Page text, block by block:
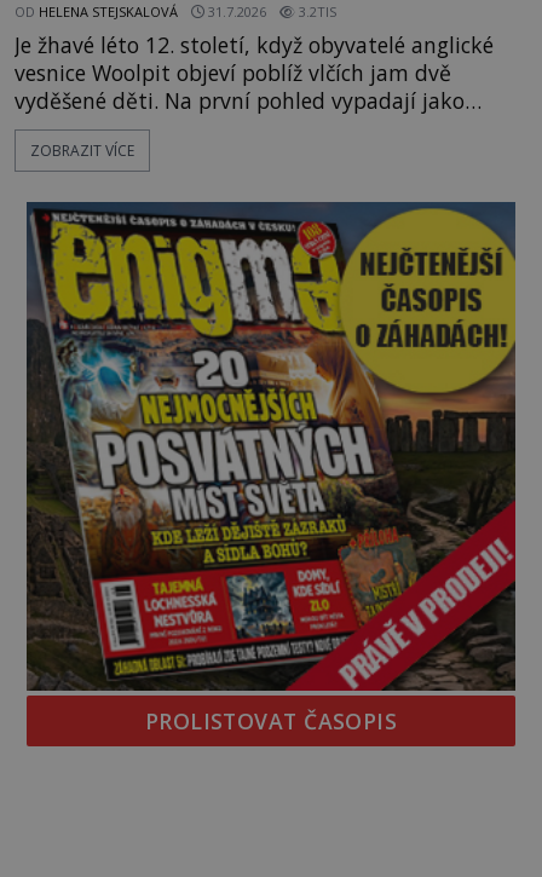
OD HELENA STEJSKALOVÁ 31.7.2026 3.2TIS
Je žhavé léto 12. století, když obyvatelé anglické
vesnice Woolpit objeví poblíž vlčích jam dvě
vyděšené děti. Na první pohled vypadají jako
každé jiné, až na jednu děsivou výjimku. Jejich
kůže má nazelenalý odstín, mluví
kromě syrových bobů. Příběh se rychle stává
jednou z největších záhad středověké Anglie a ani
po téměř devíti stech letech není
ZOBRAZIT VÍCE
PROLISTOVAT ČASOPIS